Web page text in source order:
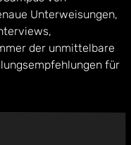
Unterweisungen,
der unmittelbare
für